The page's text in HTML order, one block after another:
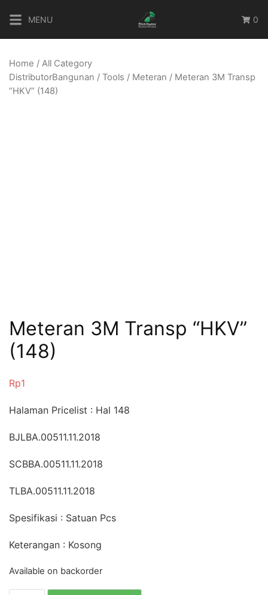
content
MENU 0
Home / All Category
DistributorBangunan / Tools / Meteran / Meteran 3M Transp
“HKV” (148)
Meteran 3M Transp “HKV”
(148)
Rp1
Halaman Pricelist : Hal 148
BJLBA.00511.11.2018
SCBBA.00511.11.2018
TLBA.00511.11.2018
Spesifikasi : Satuan Pcs
Keterangan : Kosong
Available on backorder